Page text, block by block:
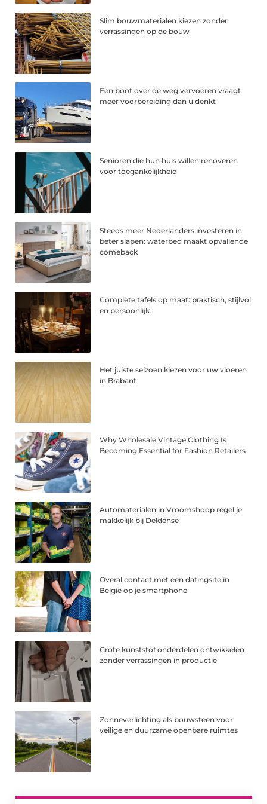
Slim bouwmaterialen kiezen zonder
verrassingen op de bouw
Een boot over de weg vervoeren vraagt
meer voorbereiding dan u denkt
Senioren die hun huis willen renoveren
voor toegankelijkheid
Steeds meer Nederlanders investeren in
beter slapen: waterbed maakt opvallende
comeback
Complete tafels op maat: praktisch, stijlvol
en persoonlijk
Het juiste seizoen kiezen voor uw vloeren
in Brabant
Why Wholesale Vintage Clothing Is
Becoming Essential for Fashion Retailers
Automaterialen in Vroomshoop regel je
makkelijk bij Deldense
Overal contact met een datingsite in
België op je smartphone
Grote kunststof onderdelen ontwikkelen
zonder verrassingen in productie
Zonneverlichting als bouwsteen voor
veilige en duurzame openbare ruimtes